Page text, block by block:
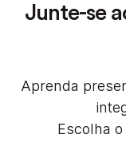
Junte-se
Aprenda
Escolha